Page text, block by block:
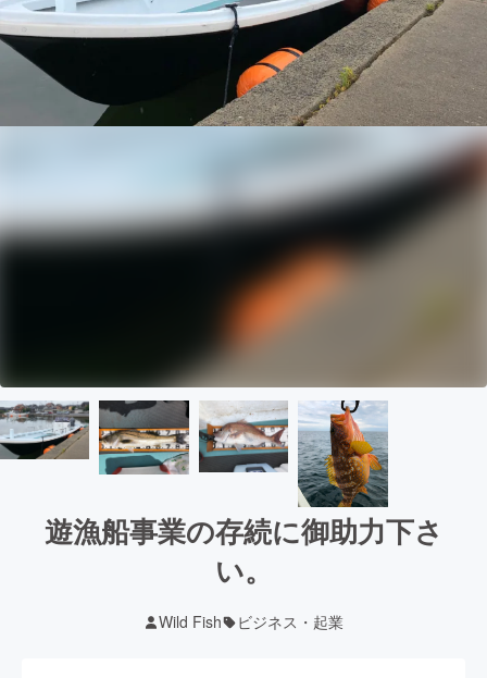
遊漁船事業の存続に御助力下さ
い。
Wild Fish ビジネス・起業